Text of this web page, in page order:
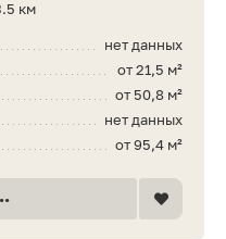
км
нет данных
от 21,5 м²
от 50,8 м²
нет данных
от 95,4 м²